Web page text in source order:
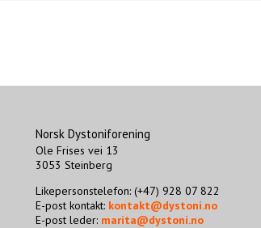
Norsk Dystoniforening
Ole Frises vei 13
3053 Steinberg
Likepersonstelefon: (+47) 928 07 822
E-post kontakt: kontakt@dystoni.no
E-post leder: marita@dystoni.no